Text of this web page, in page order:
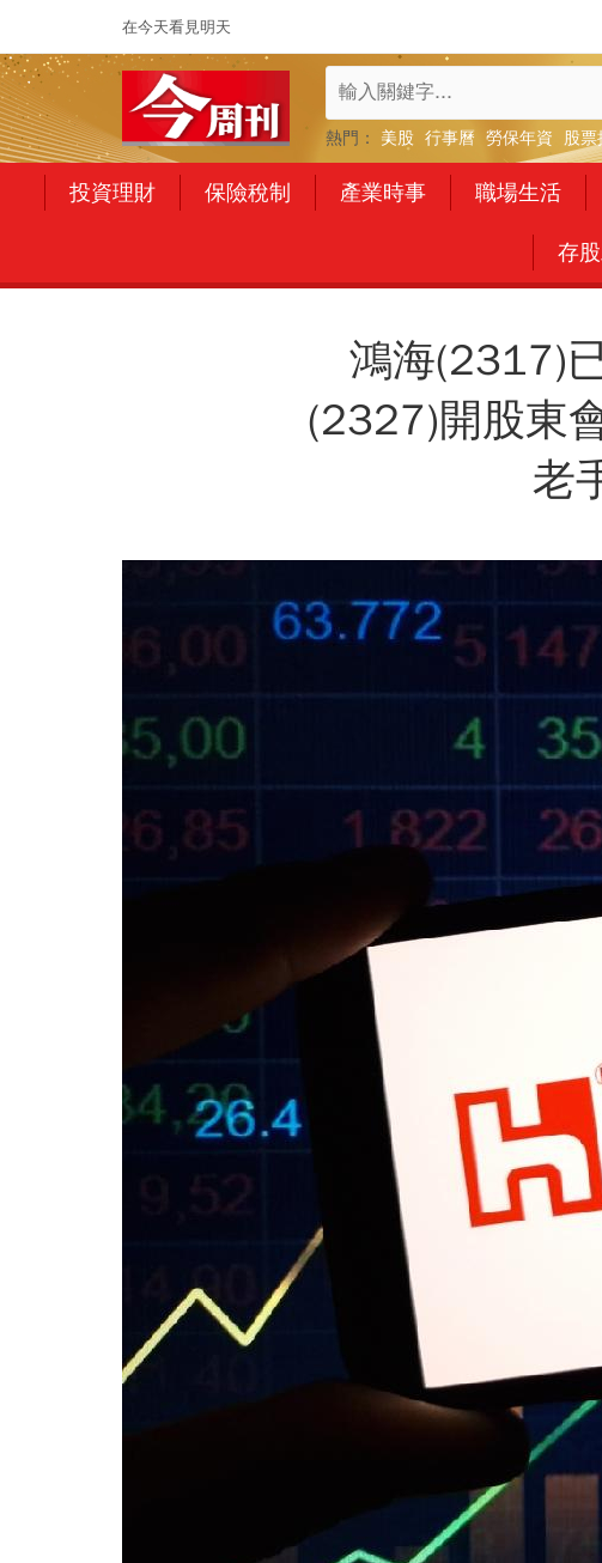
在今天看見明天
熱門： 美股 行事曆 勞保年資 股票
投資理財 保險稅制 產業時事 職場生活
存
鴻海(2317)
(2327)開股東
老